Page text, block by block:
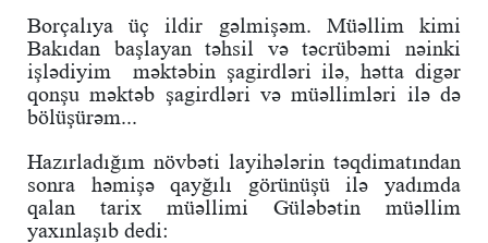
Borçalıya üç ildir gəlmişəm. Müəllim kimi
Bakıdan başlayan təhsil və təcrübəmi nəinki
işlədiyim məktəbin şagirdləri ilə, hətta digər
qonşu məktəb şagirdləri və müəllimləri ilə də
bölüşürəm...
Hazırladığım növbəti layihələrin təqdimatından
sonra həmişə qayğılı görünüşü ilə yadımda
qalan tarix müəllimi Güləbətin müəllim
yaxınlaşıb dedi: